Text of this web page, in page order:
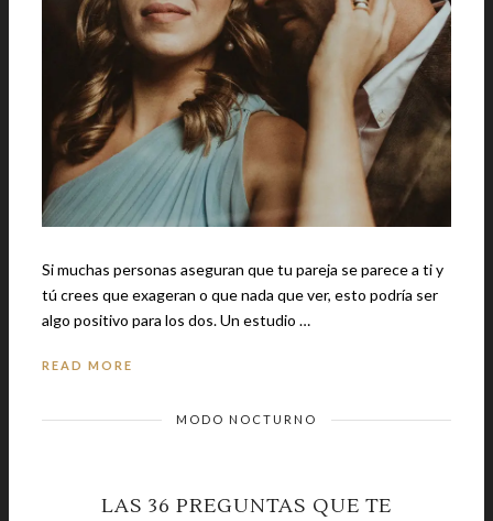
Si muchas personas aseguran que tu pareja se parece a ti y
tú crees que exageran o que nada que ver, esto podría ser
algo positivo para los dos. Un estudio …
READ MORE
MODO NOCTURNO
LAS 36 PREGUNTAS QUE TE